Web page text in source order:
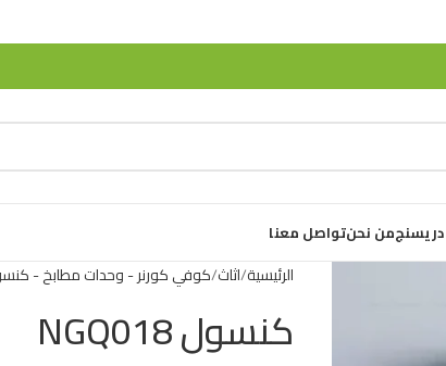
من نحنتواصل معنا
الرئيسية اثاث كوفي كورنر - وحدات مطابخ -
كنسول NGQ018